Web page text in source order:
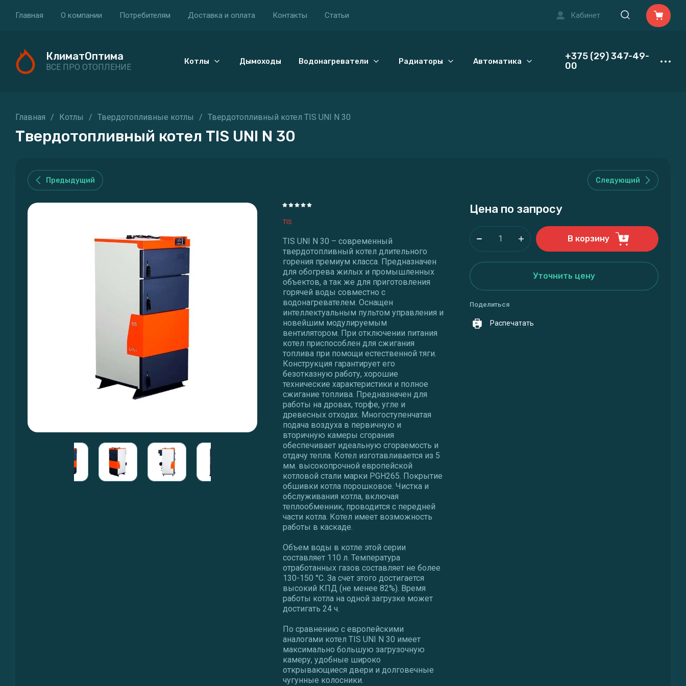
Главная О компании Потребителям Доставка и оплата Контакты Статьи Кабинет
КлиматОптима
ВСЕ ПРО ОТОПЛЕНИЕ
Котлы Дымоходы Водонагреватели Радиаторы Автоматика Стабилизаторы напряжения
+375 (29) 347-49-
00
Главная / Котлы / Твердотопливные котлы / Твердотопливный котел TIS UNI N 30
Твердотопливный котел TIS UNI N 30
Предыдущий Следующий
TIS
TIS UNI N 30 – современный
твердотопливный котел длительного
горения премиум класса. Предназначен
для обогрева жилых и промышленных
объектов, а так же для приготовления
горячей воды совместно с
водонагревателем. Оснащен
интеллектуальным пультом управления и
новейшим модулируемым
вентилятором. При отключении питания
котел приспособлен для сжигания
топлива при помощи естественной тяги.
Конструкция гарантирует его
безотказную работу, хорошие
технические характеристики и полное
сжигание топлива. Предназначен для
работы на дровах, торфе, угле и
древесных отходах. Многоступенчатая
подача воздуха в первичную и
вторичную камеры сгорания
обеспечивает идеальную сгораемость и
отдачу тепла. Котел изготавливается из 5
мм. высокопрочной европейской
котловой стали марки PGH265. Покрытие
обшивки котла порошковое. Чистка и
обслуживания котла, включая
теплообменник, проводится с передней
части котла. Котел имеет возможность
работы в каскаде.
Объем воды в котле этой серии
составляет 110 л. Температура
отработанных газов составляет не более
130-150 °C. За счет этого достигается
высокий КПД (не менее 82%). Время
работы котла на одной загрузке может
достигать 24 ч.
По сравнению с европейскими
аналогами котел TIS UNI N 30 имеет
максимально большую загрузочную
камеру, удобные широко
открывающиеся двери и долговечные
чугунные колосники.
Цена по запросу
В корзину
Уточнить цену
Поделиться
Распечатать